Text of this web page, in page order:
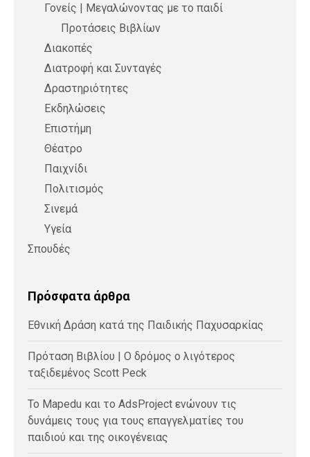
Γονείς | Μεγαλώνοντας με το παιδί
Προτάσεις Βιβλίων
Διακοπές
Διατροφή και Συνταγές
Δραστηριότητες
Εκδηλώσεις
Επιστήμη
Θέατρο
Παιχνίδι
Πολιτισμός
Σινεμά
Υγεία
Σπουδές
Πρόσφατα άρθρα
Εθνική Δράση κατά της Παιδικής Παχυσαρκίας
Πρόταση Βιβλίου | Ο δρόμος ο λιγότερος
ταξιδεμένος Scott Peck
Το Mapedu και το AdsProject ενώνουν τις
δυνάμεις τους για τους επαγγελματίες του
παιδιού και της οικογένειας